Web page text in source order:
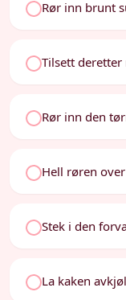
Rør inn brunt
Tilsett
Rør inn den
Hell røren
Stek i den
La kaken